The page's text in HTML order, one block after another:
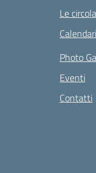
Le
Photo
Eventi
Contatti